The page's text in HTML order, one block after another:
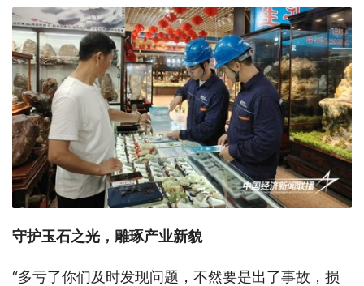
守护玉石之光，雕琢产业新貌
“多亏了你们及时发现问题，不然要是出了事故，损